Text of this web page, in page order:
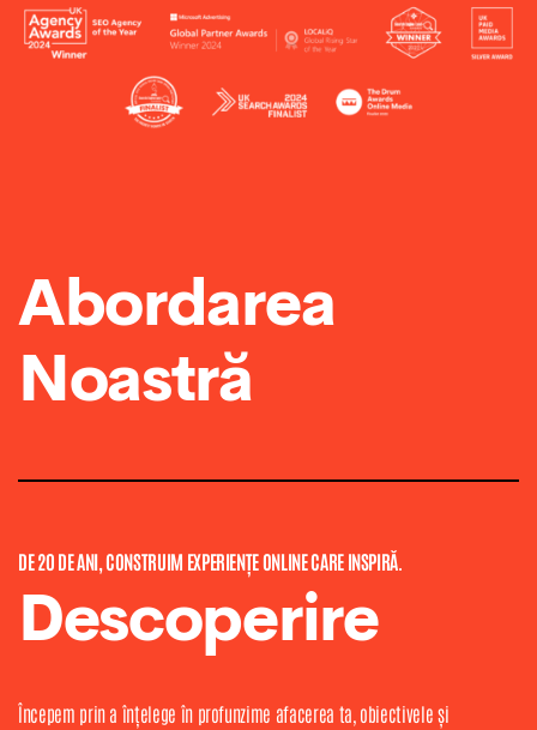
Abordarea
Noastră
DE 20 DE ANI, CONSTRUIM EXPERIENȚE ONLINE CARE INSPIRĂ.
Descoperire
Începem prin a înțelege în profunzime afacerea ta, obiectivele și